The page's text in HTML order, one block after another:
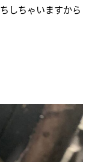
しちゃいますから